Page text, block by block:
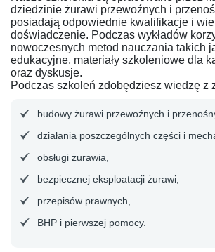
dziedzinie żurawi przewoźnych i
posiadają odpowiednie kwalifikacje i
doświadczenie. Podczas wykładów
nowoczesnych metod nauczania takich
edukacyjne, materiały szkoleniowe dla
oraz dyskusje.
Podczas szkoleń zdobędziesz wiedzę z
budowy żurawi przewoźnych i
działania poszczególnych części i
obsługi żurawia,
bezpiecznej eksploatacji żurawi,
przepisów prawnych,
BHP i pierwszej pomocy.